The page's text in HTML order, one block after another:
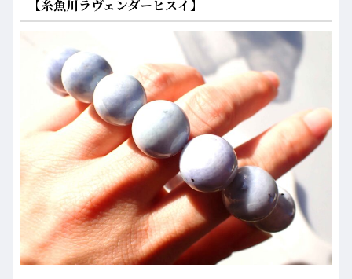
【糸魚川ラヴェンダーヒスイ】